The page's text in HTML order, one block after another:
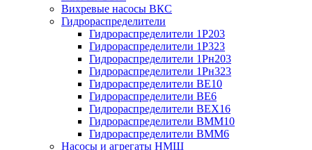
Вихревые насосы ВКС
Гидрораспределители
Гидрораспределители 1Р203
Гидрораспределители 1Р323
Гидрораспределители 1Рн203
Гидрораспределители 1Рн323
Гидрораспределители ВЕ10
Гидрораспределители ВЕ6
Гидрораспределители ВЕХ16
Гидрораспределители ВММ10
Гидрораспределители ВММ6
Насосы и агрегаты НМШ